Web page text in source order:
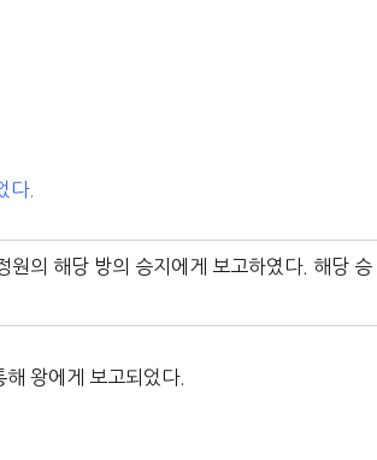
다.
원의 해당 방의 승지에게 보고하였다. 해당 승
왕에게 보고되었다.